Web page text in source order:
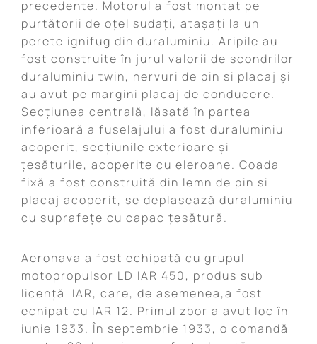
precedente. Motorul a fost montat pe
purtătorii de oțel sudați, atașați la un
perete ignifug din duraluminiu. Aripile au
fost construite în jurul valorii de scondrilor
duraluminiu twin, nervuri de pin si placaj și
au avut pe margini placaj de conducere.
Secțiunea centrală, lăsată în partea
inferioară a fuselajului a fost duraluminiu
acoperit, secțiunile exterioare și
țesăturile, acoperite cu eleroane. Coada
fixă a fost construită din lemn de pin si
placaj acoperit, se deplasează duraluminiu
cu suprafețe cu capac țesătură.
Aeronava a fost echipată cu grupul
motopropulsor LD IAR 450, produs sub
licență IAR, care, de asemenea,a fost
echipat cu IAR 12. Primul zbor a avut loc în
iunie 1933. În septembrie 1933, o comandă